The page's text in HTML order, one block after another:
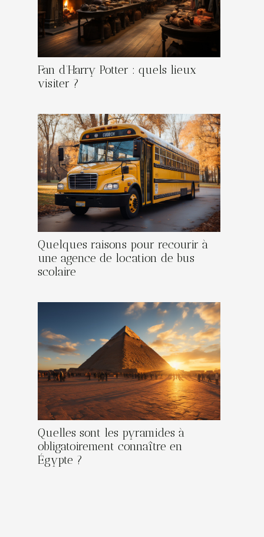
Fan d’Harry Potter : quels lieux
visiter ?
Quelques raisons pour recourir à
une agence de location de bus
scolaire
Quelles sont les pyramides à
obligatoirement connaître en
Égypte ?